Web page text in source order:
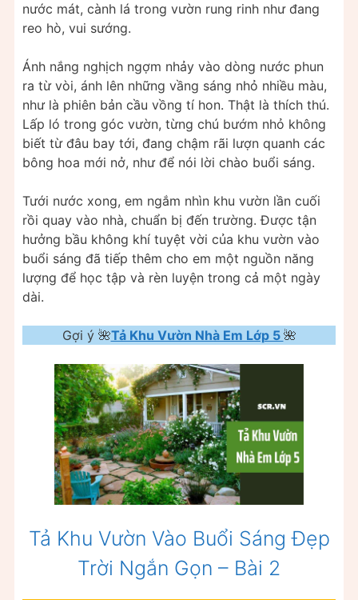
nước mát, cành lá trong vườn rung rinh như đang
reo hò, vui sướng.
Ánh nắng nghịch ngợm nhảy vào dòng nước phun
ra từ vòi, ánh lên những vầng sáng nhỏ nhiều màu,
như là phiên bản cầu vồng tí hon. Thật là thích thú.
Lấp ló trong góc vườn, từng chú bướm nhỏ không
biết từ đâu bay tới, đang chậm rãi lượn quanh các
bông hoa mới nở, như để nói lời chào buổi sáng.
Tưới nước xong, em ngắm nhìn khu vườn lần cuối
rồi quay vào nhà, chuẩn bị đến trường. Được tận
hưởng bầu không khí tuyệt vời của khu vườn vào
buổi sáng đã tiếp thêm cho em một nguồn năng
lượng để học tập và rèn luyện trong cả một ngày
dài.
Gợi ý 🌺Tả Khu Vườn Nhà Em Lớp 5 🌺
Tả Khu Vườn Vào Buổi Sáng Đẹp
Trời Ngắn Gọn – Bài 2